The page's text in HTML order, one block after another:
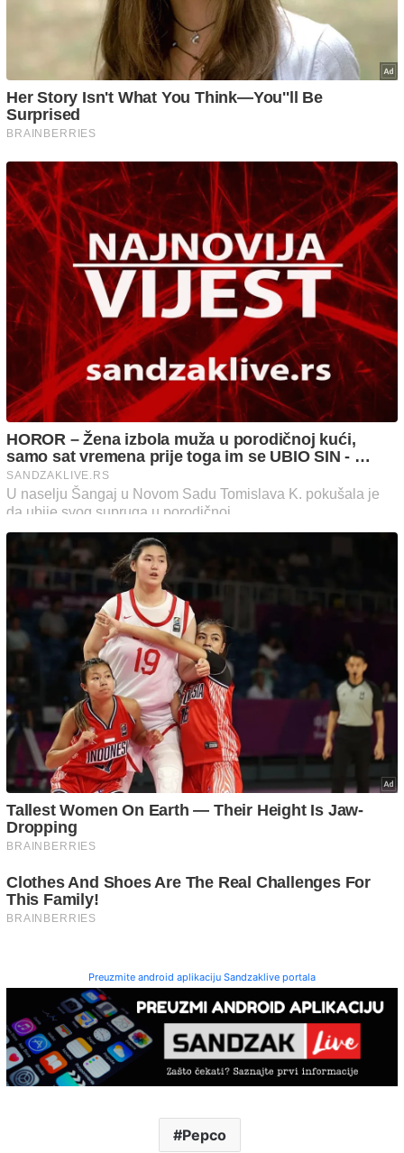
Preuzmite android aplikaciju Sandzaklive portala
Pepco